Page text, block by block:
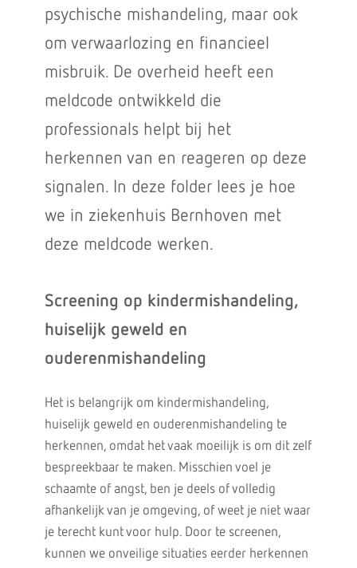
psychische mishandeling, maar ook
om verwaarlozing en financieel
misbruik. De overheid heeft een
meldcode ontwikkeld die
professionals helpt bij het
herkennen van en reageren op deze
signalen. In deze folder lees je hoe
we in ziekenhuis Bernhoven met
deze meldcode werken.
Screening op kindermishandeling,
huiselijk geweld en
ouderenmishandeling
Het is belangrijk om kindermishandeling,
huiselijk geweld en ouderenmishandeling te
herkennen, omdat het vaak moeilijk is om dit zelf
bespreekbaar te maken. Misschien voel je
schaamte of angst, ben je deels of volledig
afhankelijk van je omgeving, of weet je niet waar
je terecht kunt voor hulp. Door te screenen,
kunnen we onveilige situaties eerder herkennen